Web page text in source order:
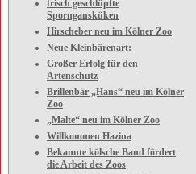
frisch geschlüpfte
Sporngansküken
Hirscheber neu im Kölner Zoo
Neue Kleinbärenart:
Großer Erfolg für den
Artenschutz
Brillenbär „Hans“ neu im Kölner
Zoo
„Malte“ neu im Kölner Zoo
Willkommen Hazina
Bekannte kölsche Band fördert
die Arbeit des Zoos